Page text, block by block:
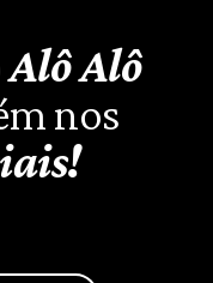
Alô Alô
nos